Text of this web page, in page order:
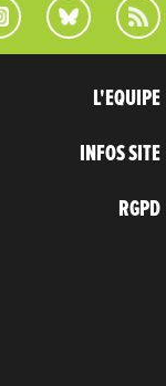
L'EQUIPE
INFOS SITE
RGPD